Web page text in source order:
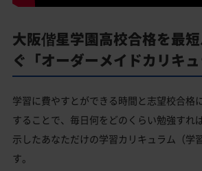
大阪偕星学園高校合格を最
ぐ「オーダーメイドカリキュ
学習に費やすとができる時間と志望校合格
することで、毎日何をどのくらい勉強すれ
示したあなただけの学習カリキュラム（学
す。